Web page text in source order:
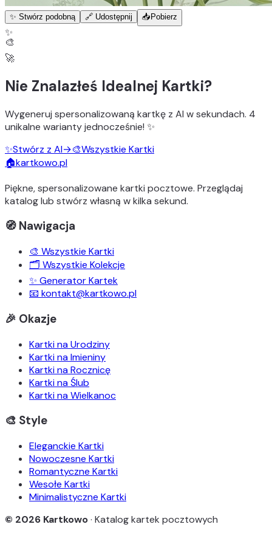
✨ Stwórz podobną 🔗 Udostępnij 📥 Pobierz
✨
🎨
🚀
Nie Znalazłeś Idealnej Kartki?
Wygeneruj spersonalizowaną kartkę z AI w sekundach. 4
unikalne wariantyjednocześnie! ✨
✨Stwórz z AI→🎨Wszystkie Kartki
🏠kartkowo.pl
Piękne, spersonalizowane kartki pocztowe. Przeglądaj
katalog lub stwórz własną w kilka sekund.
🧭 Nawigacja
🎨 Wszystkie Kartki
🗂️ Wszystkie Kolekcje
✨ Generator Kartek
📧 kontakt@kartkowo.pl
🎉 Okazje
Kartki na Urodziny
Kartki na Imieniny
Kartki na Rocznicę
Kartki na Ślub
Kartki na Wielkanoc
🎨 Style
Eleganckie Kartki
Nowoczesne Kartki
Romantyczne Kartki
Wesołe Kartki
Minimalistyczne Kartki
© 2026 Kartkowo· Katalog kartek pocztowych